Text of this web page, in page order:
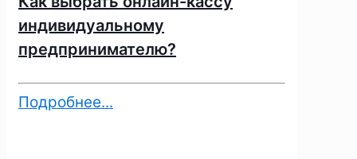
индивидуальному
предпринимателю?
Подробнее...